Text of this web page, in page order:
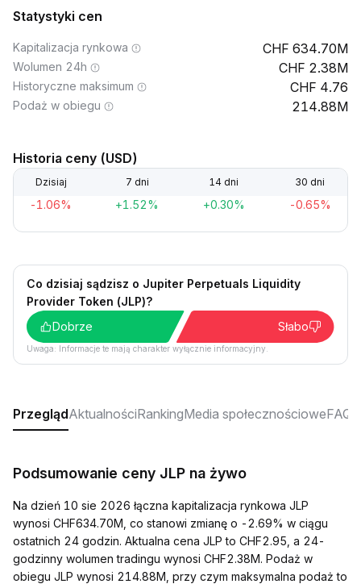
Statystyki cen
Kapitalizacja rynkowa 634.70M
Wolumen 24h 2.38M
Historyczne maksimum 4.76
Podaż w obiegu 214.88M
Historia ceny (USD)
Dzisiaj 7 dni 14 dni 30 dni
-1.06% +1.52% +0.30% -0.65%
Co dzisiaj sądzisz o Jupiter Perpetuals Liquidity
Provider Token (JLP)?
Dobrze
Słabo
Uwaga: Informacje te mają charakter wyłącznie informacyjny.
PrzeglądAktualnościRankingMedia społecznościoweFAQ
Podsumowanie ceny JLP na żywo
Na dzień 10 sie 2026 łączna kapitalizacja rynkowa JLP
wynosi CHF634.70M, co stanowi zmianę o -2.69% w ciągu
ostatnich 24 godzin. Aktualna cena JLP to CHF2.95, a 24-
godzinny wolumen tradingu wynosi CHF2.38M. Podaż w
obiegu JLP wynosi 214.88M, przy czym maksymalna podaż to